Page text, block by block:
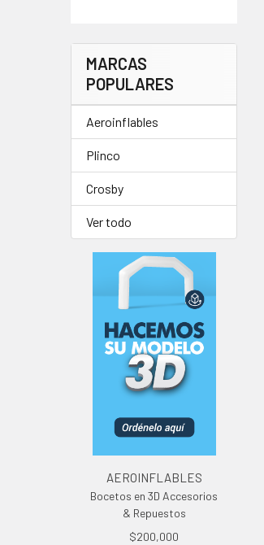
MARCAS
POPULARES
Aeroinflables
Plinco
Crosby
Ver todo
AEROINFLABLES
Bocetos en 3D Accesorios
& Repuestos
$200,000